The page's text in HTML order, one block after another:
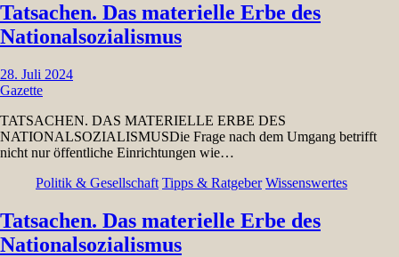
Tatsachen. Das materielle Erbe des
Nationalsozialismus
28. Juli 2024
Gazette
TATSACHEN. DAS MATERIELLE ERBE DES
NATIONALSOZIALISMUSDie Frage nach dem Umgang betrifft
nicht nur öffentliche Einrichtungen wie…
Politik & Gesellschaft Tipps & Ratgeber Wissenswertes
Tatsachen. Das materielle Erbe des
Nationalsozialismus